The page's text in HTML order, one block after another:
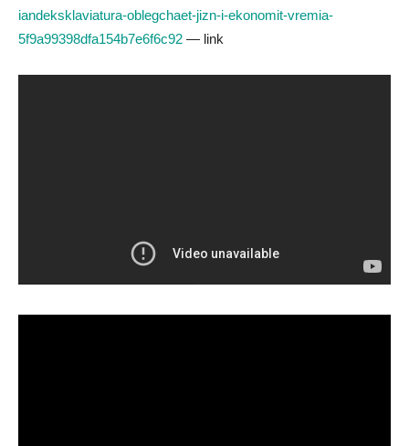
iandeksklaviatura-oblegchaet-jizn-i-ekonomit-vremia-
5f9a99398dfa154b7e6f6c92 — link